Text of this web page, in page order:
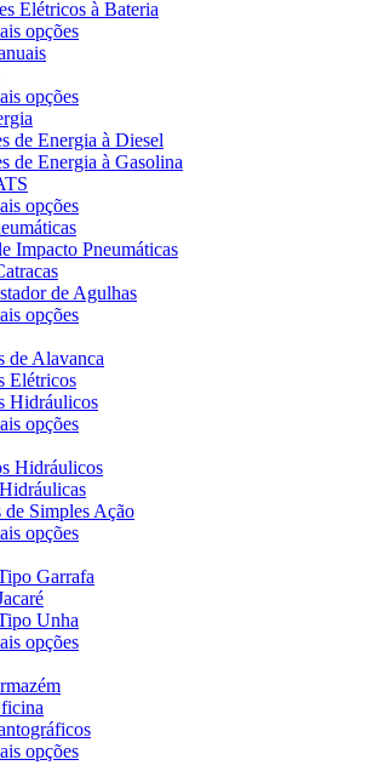
Elétricos à Bateria
opções
opções
de Energia à Diesel
de Energia à Gasolina
opções
Impacto Pneumáticas
de Agulhas
opções
de Alavanca
Elétricos
Hidráulicos
opções
Hidráulicos
Simples Ação
opções
Garrafa
Unha
opções
opções